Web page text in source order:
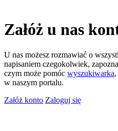
Załóż u nas
U nas możesz rozmawiać o
napisaniem czegokolwiek,
czym może pomóc wyszukiwarka
w naszym portalu.
Załóż konto Zaloguj się